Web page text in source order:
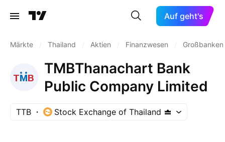
Auf geht's
Märkte Thailand Aktien Finanzwesen Großbanken
TMBThanachart Bank
Public Company Limited
TTB Stock Exchange of Thailand